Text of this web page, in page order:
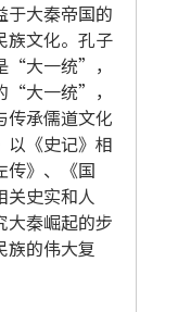
于大秦帝国的
族文化。孔子
“大一统”，
“大一统”，
传承儒道文化
以《史记》相
传》、《国
关史实和人
大秦崛起的步
族的伟大复